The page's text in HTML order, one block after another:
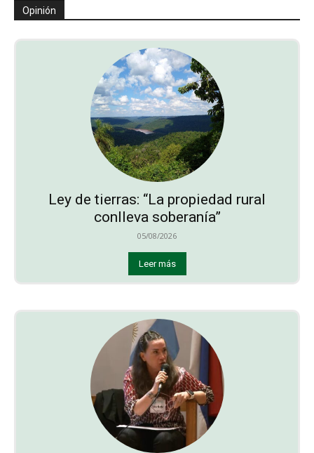
Opinión
Ley de tierras: “La propiedad rural
conlleva soberanía”
05/08/2026
Leer más